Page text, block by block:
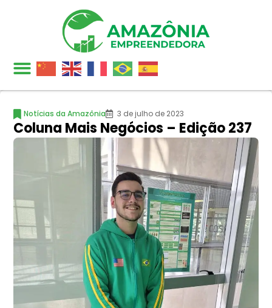
Notícias da Amazônia 3 de julho de 2023
Coluna Mais Negócios – Edição 237